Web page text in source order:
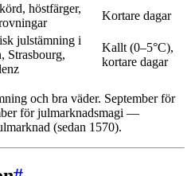
höstfärger,
Kortare dagar
julstämning i
Strasbourg,
Kallt (0–5°C),
kortare dagar
och bra väder. September för
för julmarknadsmagi —
(sedan 1570).